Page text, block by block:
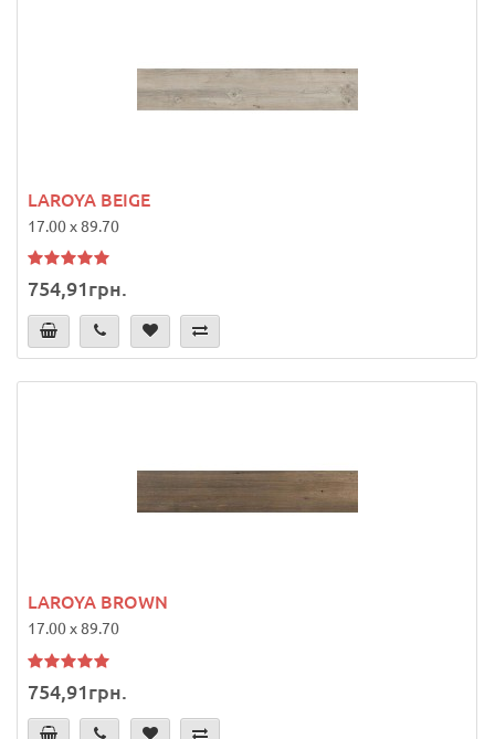
LAROYA BEIGE
17.00 x 89.70
754,91грн.
LAROYA BROWN
17.00 x 89.70
754,91грн.